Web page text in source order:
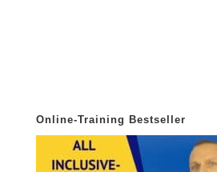
Online-Training Bestseller